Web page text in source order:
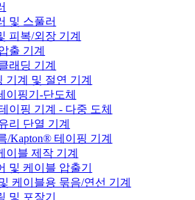
및 스풀러
피복/외장 기계
출 기계
래딩 기계
기계 및 절연 기계
이핑기-단도체
이핑 기계 - 다중 도체
리 단열 기계
/Kapton® 테이핑 기계
이블 제작 기계
및 케이블 압출기
케이블용 묶음/연선 기계
및 포장기